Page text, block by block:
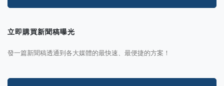
立即購買新聞稿曝光
發一篇新聞稿透通到各大媒體的最快速、最便捷的方案！